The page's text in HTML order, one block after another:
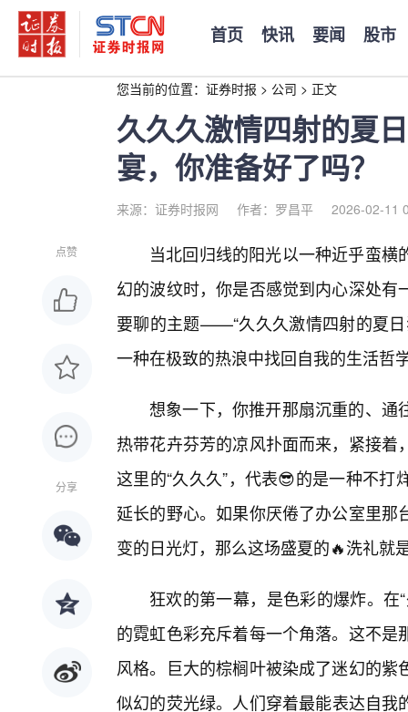
首页 快讯 要闻 股市
您当前的位置： 证券时报 > 公司 > 正文
久久久激情四射的夏
宴，你准备好了吗？
来源：证券时报网 作者：罗昌平 2026-02-11
点赞
分享
当北回归线的阳光以一种近乎蛮
幻的波纹时，你是否感觉到内心深处
要聊的主题——“久久久激情四射的夏
一种在极致的热浪中找回自我的生活哲
想象一下，你推开那扇沉重的、通
热带花卉芬芳的凉风扑面而来，紧接
这里的“久久久”，代表😎的是一种不
延长的野心。如果你厌倦了办公室里
变的日光灯，那么这场盛夏的🔥洗礼就
狂欢的第一幕，是色彩的爆炸。在
的霓虹色彩充斥着每一个角落。这不
风格。巨大的棕榈叶被染成了迷幻的
似幻的荧光绿。人们穿着最能表达自